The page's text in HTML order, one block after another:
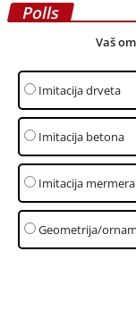
Polls
Vaš
Imitacija drveta
Imitacija betona
Imitacija mermera
Geometrija/